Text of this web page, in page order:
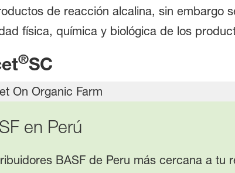
de reacción alcalina, sin embargo
física, química y biológica de los
®SC
en Perú
BASF de Peru más cercana a tu